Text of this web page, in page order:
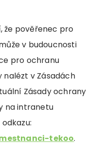
že pověřenec pro
v budoucnosti
pro ochranu
nalézt v Zásadách
Zásady ochrany
na intranetu
tekoo.